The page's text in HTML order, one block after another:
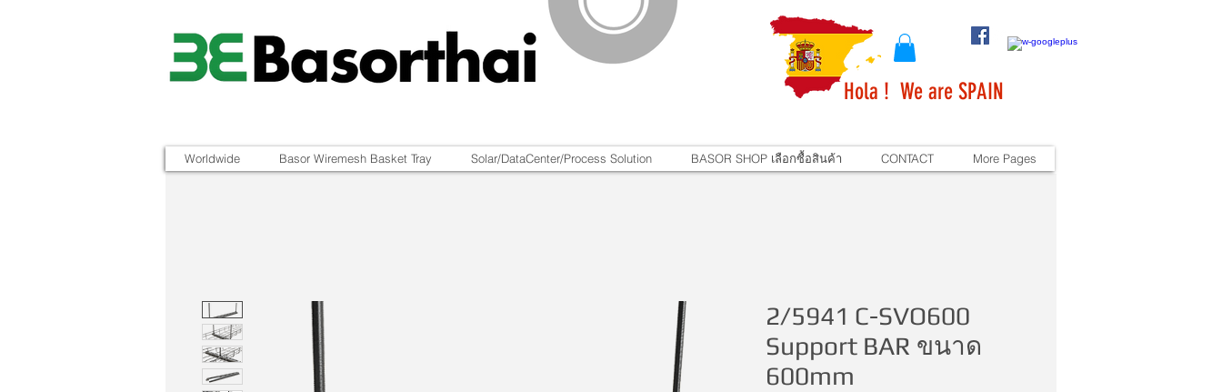
Hola ! We are SPAIN
Worldwide Basor Wiremesh Basket Tray Solar/DataCenter/Process Solution BASOR SHOP เลือกซื้อสินค้า CONTACT More Pages
2/5941 C-SVO600
Support BAR ขนาด
600mm